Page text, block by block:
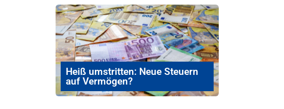
Heiß umstritten: Neue Steuern
auf Vermögen?